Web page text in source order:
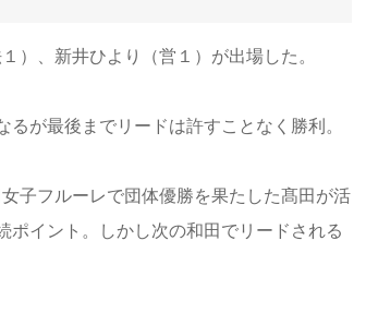
）、新井ひより（営１）が出場した。
が最後までリードは許すことなく勝利。
子フルーレで団体優勝を果たした髙田が活
ポイント。しかし次の和田でリードされる